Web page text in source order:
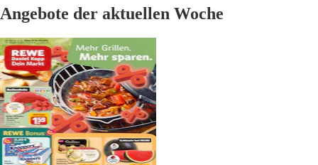
Angebote der aktuellen Woche